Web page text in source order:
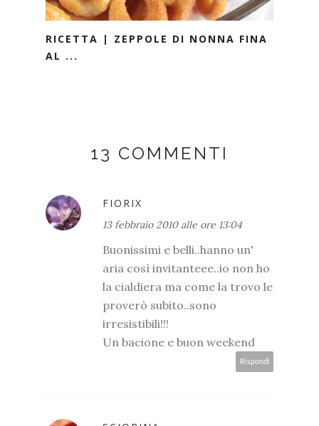
RICETTA | ZEPPOLE DI NONNA FINA
AL ...
13 COMMENTI
FIORIX
13 febbraio 2010 alle ore 13:04
Buonissimi e belli..hanno un'
aria così invitanteee..io non ho
la cialdiera ma come la trovo le
proverò subito..sono
irresistibili!!!
Un bacione e buon weekend
Rispondi